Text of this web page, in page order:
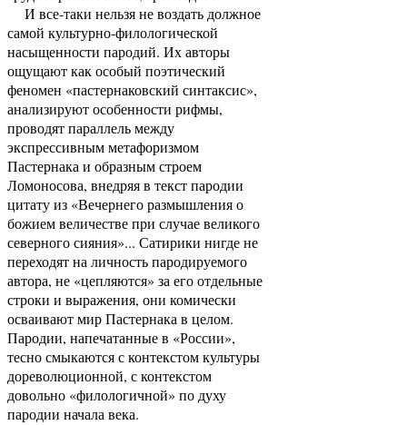
И все-таки нельзя не воздать должное
самой культурно-филологической
насыщенности пародий. Их авторы
ощущают как особый поэтический
феномен «пастернаковский синтаксис»,
анализируют особенности рифмы,
проводят параллель между
экспрессивным метафоризмом
Пастернака и образным строем
Ломоносова, внедряя в текст пародии
цитату из «Вечернего размышления о
божием величестве при случае великого
северного сияния»... Сатирики нигде не
переходят на личность пародируемого
автора, не «цепляются» за его отдельные
строки и выражения, они комически
осваивают мир Пастернака в целом.
Пародии, напечатанные в «России»,
тесно смыкаются с контекстом культуры
дореволюционной, с контекстом
довольно «филологичной» по духу
пародии начала века.